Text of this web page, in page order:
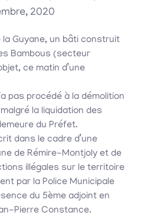
2020
Guyane, un bâti construit
Bambous (secteur
ce matin d’une
pas procédé à la démolition
la liquidation des
du Préfet.
dans le cadre d’une
de Rémire-Montjoly et de
illégales sur le territoire
par la Police Municipale
du 5ème adjoint en
Pierre Constance.